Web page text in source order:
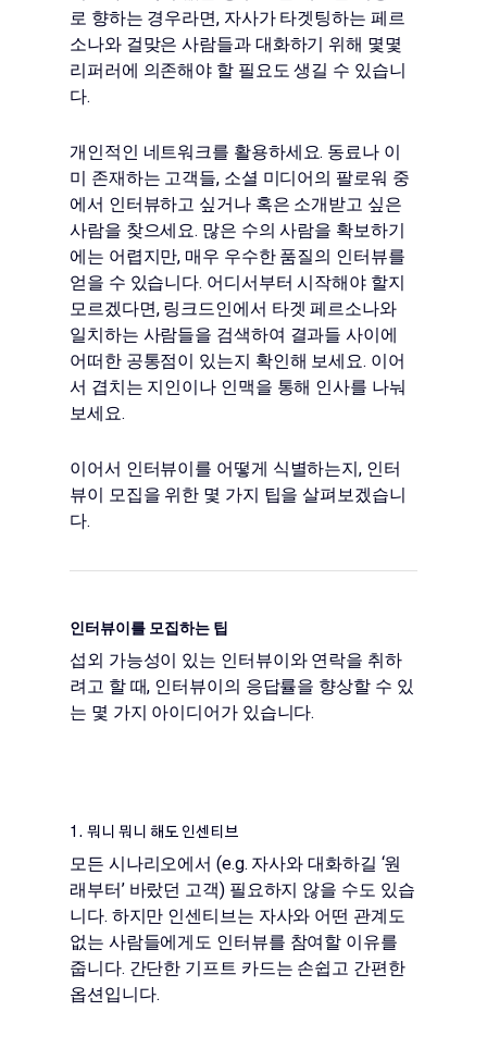
로 향하는 경우라면, 자사가 타겟팅하는 페르
소나와 걸맞은 사람들과 대화하기 위해 몇몇
리퍼러에 의존해야 할 필요도 생길 수 있습니
다.
개인적인 네트워크를 활용하세요. 동료나 이
미 존재하는 고객들, 소셜 미디어의 팔로워 중
에서 인터뷰하고 싶거나 혹은 소개받고 싶은
사람을 찾으세요. 많은 수의 사람을 확보하기
에는 어렵지만, 매우 우수한 품질의 인터뷰를
얻을 수 있습니다. 어디서부터 시작해야 할지
모르겠다면, 링크드인에서 타겟 페르소나와
일치하는 사람들을 검색하여 결과들 사이에
어떠한 공통점이 있는지 확인해 보세요. 이어
서 겹치는 지인이나 인맥을 통해 인사를 나눠
보세요.
이어서 인터뷰이를 어떻게 식별하는지, 인터
뷰이 모집을 위한 몇 가지 팁을 살펴보겠습니
다.
인터뷰이를 모집하는 팁
섭외 가능성이 있는 인터뷰이와 연락을 취하
려고 할 때, 인터뷰이의 응답률을 향상할 수 있
는 몇 가지 아이디어가 있습니다.
1. 뭐니 뭐니 해도 인센티브
모든 시나리오에서 (e.g. 자사와 대화하길 ‘원
래부터’ 바랐던 고객) 필요하지 않을 수도 있습
니다. 하지만 인센티브는 자사와 어떤 관계도
없는 사람들에게도 인터뷰를 참여할 이유를
줍니다. 간단한 기프트 카드는 손쉽고 간편한
옵션입니다.